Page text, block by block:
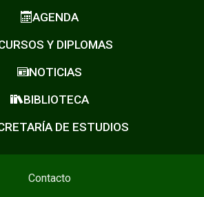
AGENDA
Y DIPLOMAS
NOTICIAS
BIBLIOTECA
DE ESTUDIOS
Contacto